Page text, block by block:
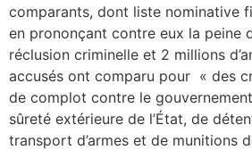
comparants, dont liste nominative
en prononçant contre eux la peine
réclusion criminelle et 2 millions
accusés ont comparu pour « des
de complot contre le
sûreté extérieure de l’État, de
transport d’armes et de munitions